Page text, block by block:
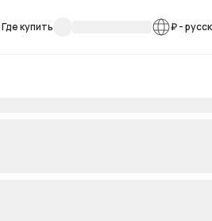
Где купить ₽-